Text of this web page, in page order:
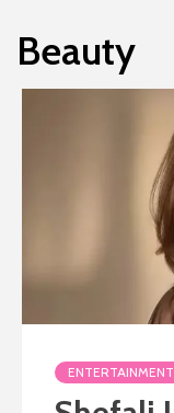
Beauty
ENTERTAINMENT